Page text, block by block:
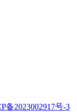
备2023002917号-3